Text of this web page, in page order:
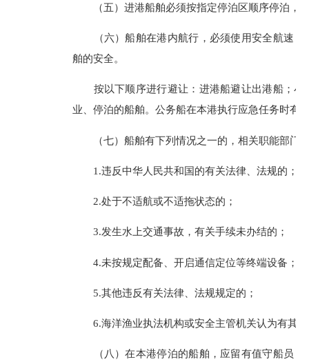
（五）进港船舶必须按指定停泊区顺序停泊，
（六）船舶在港内航行，必须使用安全航速，
舶的安全。
按以下顺序进行避让：进港船避让出港船；小
业、停泊的船舶。公务船在本港执行应急任务时有
（七）船舶有下列情况之一的，相关职能部门
1.违反中华人民共和国的有关法律、法规的；
2.处于不适航或不适拖状态的；
3.发生水上交通事故，有关手续未办结的；
4.未按规定配备、开启通信定位等终端设备；
5.其他违反有关法律、法规规定的；
6.海洋渔业执法机构或安全主管机关认为有其他
（八）在本港停泊的船舶，应留有值守船员（